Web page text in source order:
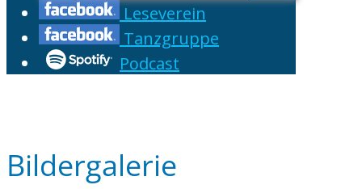
Leseverein
Tanzgruppe
Podcast
Bildergalerie